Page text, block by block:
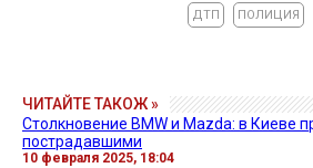
ДТП ПОЛИЦИЯ
ЧИТАЙТЕ ТАКОЖ »
Столкновение BMW и Mazda: в Киеве
пострадавшими
10 февраля 2025, 18:04